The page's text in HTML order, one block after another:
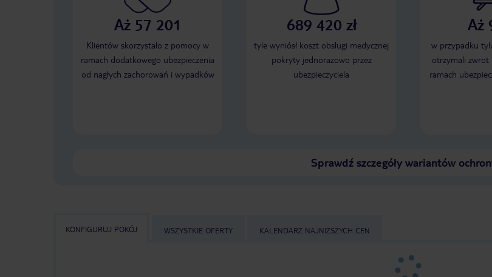
Aż 57 201
Klientów skorzystało z pomocy w
ramach dodatkowego ubezpieczenia
od nagłych zachorowań i wypadków
689 420 zł
tyle wyniósł koszt obsługi medycznej
pokryty jednorazowo przez
ubezpieczyciela
Aż
w przypadku
otrzymali zwrot
ramach
Sprawdź szczegóły wariantów
KONFIGURUJ POKÓJ WSZYSTKIE OFERTY KALENDARZ NAJNIŻSZYCH CEN